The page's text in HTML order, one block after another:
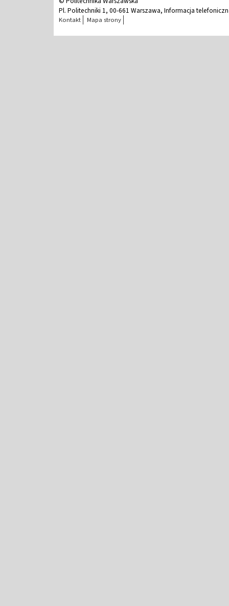
Pl. Politechniki 1, 00-661 Warszawa, Informacja
Kontakt Mapa strony